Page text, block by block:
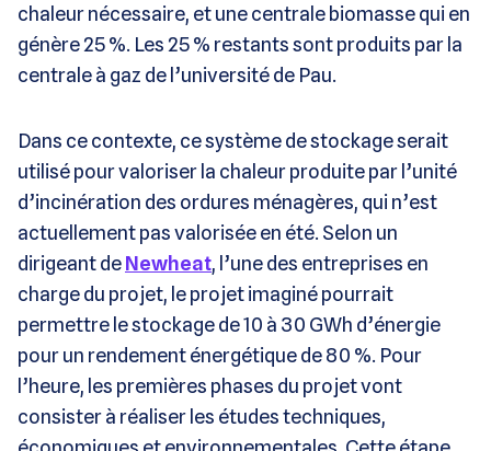
chaleur nécessaire, et une centrale biomasse qui en
génère 25 %. Les 25 % restants sont produits par la
centrale à gaz de l’université de Pau.
Dans ce contexte, ce système de stockage serait
utilisé pour valoriser la chaleur produite par l’unité
d’incinération des ordures ménagères, qui n’est
actuellement pas valorisée en été. Selon un
dirigeant deNewheat, l’une des entreprises en
charge du projet, le projet imaginé pourrait
permettre le stockage de 10 à 30 GWh d’énergie
pour un rendement énergétique de 80 %. Pour
l’heure, les premières phases du projet vont
consister à réaliser les études techniques,